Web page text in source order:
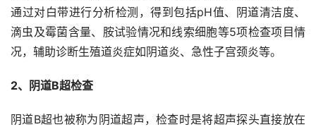
通过对白带进行分析检测，得到包括pH值、阴道清洁度、
滴虫及霉菌含量、胺试验情况和线索细胞等5项检查项目情
况，辅助诊断生殖道炎症如阴道炎、急性子宫颈炎等。
2、阴道B超检查
阴道B超也被称为阴道超声，检查时是将超声探头直接放在